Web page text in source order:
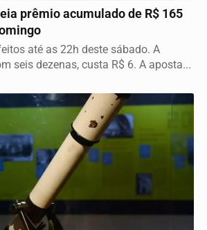
prêmio acumulado de R$ 165
até as 22h deste sábado. A
seis dezenas, custa R$ 6. A aposta...